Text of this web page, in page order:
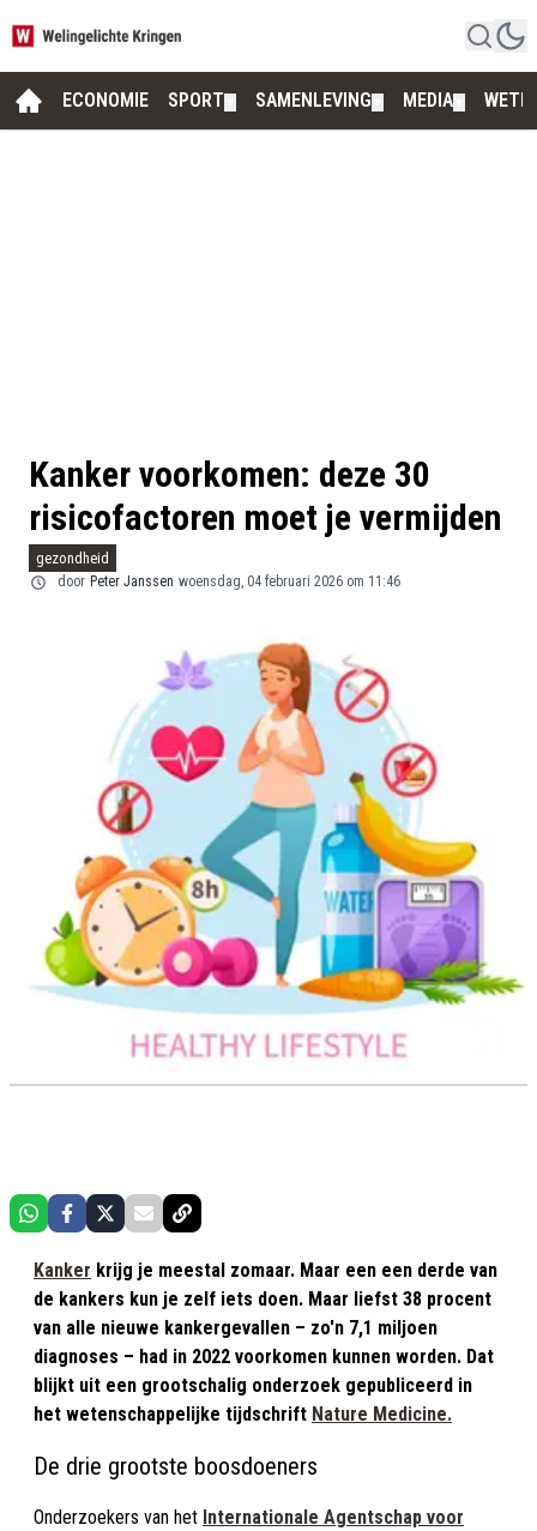
ECONOMIE SPORT SAMENLEVING MEDIA
Kanker voorkomen: deze 30
risicofactoren moet je vermijden
gezondheid
door Peter Janssen woensdag, 04 februari 2026 om 11:46
Kanker krijg je meestal zomaar. Maar een een derde van
de kankers kun je zelf iets doen. Maar liefst 38 procent
van alle nieuwe kankergevallen – zo'n 7,1 miljoen
diagnoses – had in 2022 voorkomen kunnen worden. Dat
blijkt uit een grootschalig onderzoek gepubliceerd in
het wetenschappelijke tijdschrift Nature Medicine.
De drie grootste boosdoeners
Onderzoekers van het Internationale Agentschap voor